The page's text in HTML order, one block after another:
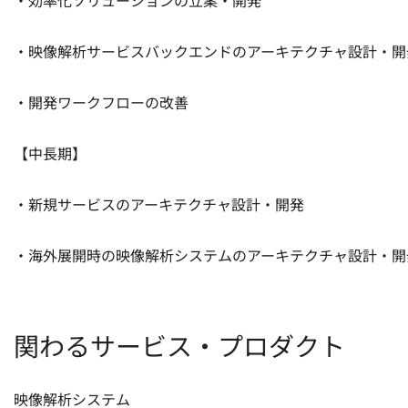
・映像解析サービスバックエンドのアーキテクチャ設計・
・開発ワークフローの改善
【中長期】
・新規サービスのアーキテクチャ設計・開発
・海外展開時の映像解析システムのアーキテクチャ設計・
関わるサービス・プロダクト
映像解析システム